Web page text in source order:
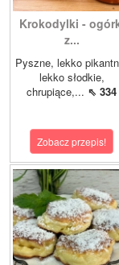
Krokodylki -
z...
Pyszne, lekko
lekko słodkie,
chrupiące,... ⇖ 334
Zobacz przepis!